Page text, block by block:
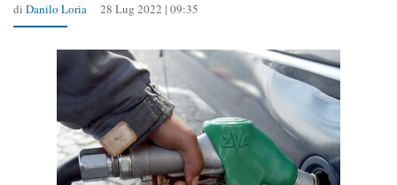
di Danilo Loria 28 Lug 2022 | 09:35